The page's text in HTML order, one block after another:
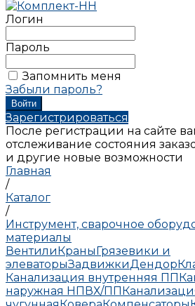
Логин
Пароль
Запомнить меня
Забыли пароль?
Зарегистрироваться
После регистрации на сайте
отслеживание состояния
и другие новые возможности
Главная
/
Каталог
/
Инструмент, сварочное
материалы
ВентилиКраныГрязевики и
элеваторыЗадвижкиДендор
Канализация внутренняя ПП
наружная НПВХ/ПП